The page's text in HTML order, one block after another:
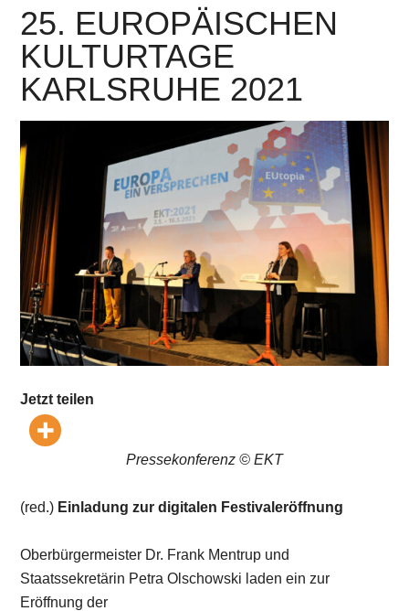
25. EUROPÄISCHEN
KULTURTAGE
KARLSRUHE 2021
Jetzt teilen
Pressekonferenz © EKT
(red.) Einladung zur digitalen Festivaleröffnung
Oberbürgermeister Dr. Frank Mentrup und
Staatssekretärin Petra Olschowski laden ein zur
Eröffnung der